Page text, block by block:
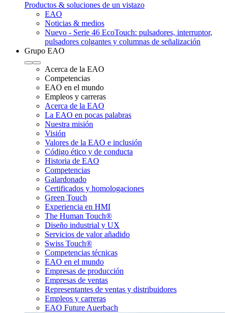
Productos & soluciones de un vistazo
EAO
Noticias & medios
Nuevo - Serie 46 EcoTouch: pulsadores, interruptor,
pulsadores colgantes y columnas de señalización
Grupo EAO
Acerca de la EAO
Competencias
EAO en el mundo
Empleos y carreras
Acerca de la EAO
La EAO en pocas palabras
Nuestra misión
Visión
Valores de la EAO e inclusión
Código ético y de conducta
Historia de EAO
Competencias
Galardonado
Certificados y homologaciones
Green Touch
Experiencia en HMI
The Human Touch®
Diseño industrial y UX
Servicios de valor añadido
Swiss Touch®
Competencias técnicas
EAO en el mundo
Empresas de producción
Empresas de ventas
Representantes de ventas y distribuidores
Empleos y carreras
EAO Future Auerbach